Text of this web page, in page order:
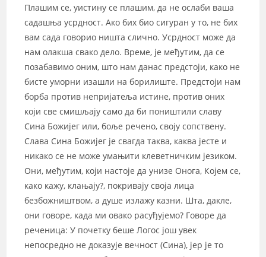
Плашим се, уистину се плашим, да не ослаби ваша
садашња усрдност. Ако бих био сигуран у то, не бих
вам сада говорио ништа слично. Усрдност може да
нам олакша свако дело. Време, је међутим, да се
позабавимо оним, што нам данас предстоји, како не
бисте уморни изашли на борилиште. Предстоји нам
борба против непријатеља истине, против оних
који све смишљају само да би поништили славу
Сина Божијег или, боље речено, своју сопствену.
Слава Сина Божијег је свагда таква, каква јесте и
никако се не може умањити клеветничким језиком.
Они, међутим, који настоје да унизе Онога, Којем се,
како кажу, клањају?, покривају своја лица
безбожништвом, а душе излажу казни. Шта, дакле,
они говоре, када ми овако расуђујемо? Говоре да
реченица: У почетку беше Логос још увек
непосредно не доказује вечност (Сина), јер је то